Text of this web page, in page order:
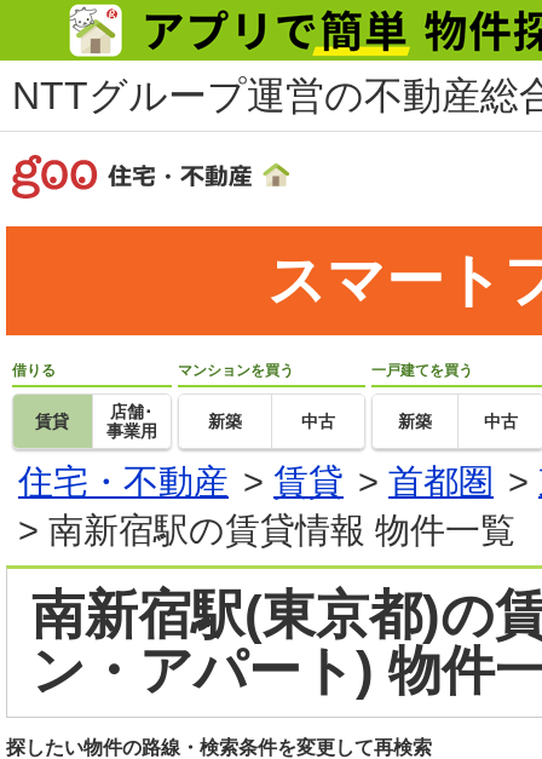
NTTグループ運営の不動産総
スマート
借りる
賃貸
店舗･
事業用
マンションを買う
新築 中古
一戸建てを買う
新築 中古
住宅・不動産 > 賃貸 > 首都圏 >
> 南新宿駅の賃貸情報 物件一覧
南新宿駅(東京都)の
ン・アパート) 物件
探したい物件の路線・検索条件を変更して再検索